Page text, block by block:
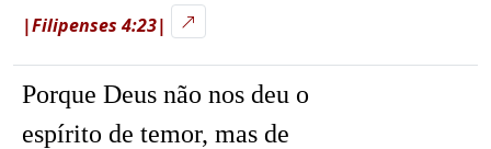
|Filipenses 4:23|
Porque Deus não nos deu o
espírito de temor, mas de